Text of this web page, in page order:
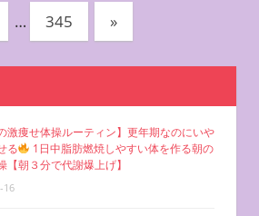
… 345
次
の
記
»
激痩せ体操ルーティン】更年期なのにいや
る
1日中脂肪燃焼しやすい体を作る朝の
【朝３分で代謝爆上げ】
16